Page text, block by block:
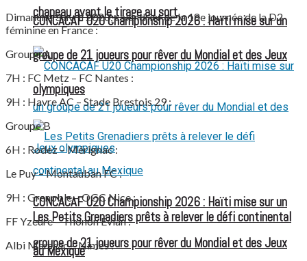
chapeau avant le tirage au sort
CONCACAF U20 Championship 2026 : Haïti mise sur un
groupe de 21 joueurs pour rêver du Mondial et des Jeux
CONCACAF U20 Championship 2026 : Haïti mise sur un
groupe de 21 joueurs pour rêver du Mondial et des Jeux
olympiques
Les Petits Grenadiers prêts à relever le défi continental
au Mexique
Dimanche 3 avril 2020, calendrier de la 18e journée de la D2
féminine en France :
Groupe A
7H : FC Metz – FC Nantes :
9H : Havre AC – Stade Brestois 29 :
Groupe B
6H : Rodez – Mérignac :
Le Puy – Montauban FC :
9H : Grenoble – OGC Nice :
FF Yzeure – Thonon Evian :
Albi Marssac – Nîmes :